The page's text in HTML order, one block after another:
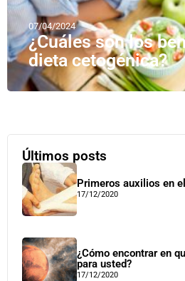
07/04/2024
¿Cuáles son los
dieta cetogénica?
Últimos posts
Primeros auxilios en
17/12/2020
¿Cómo encontrar en
para usted?
17/12/2020